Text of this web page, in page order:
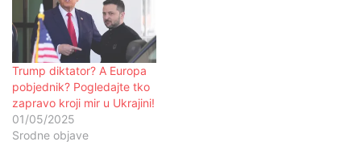
Trump diktator? A Europa
pobjednik? Pogledajte tko
zapravo kroji mir u Ukrajini!
01/05/2025
Srodne objave